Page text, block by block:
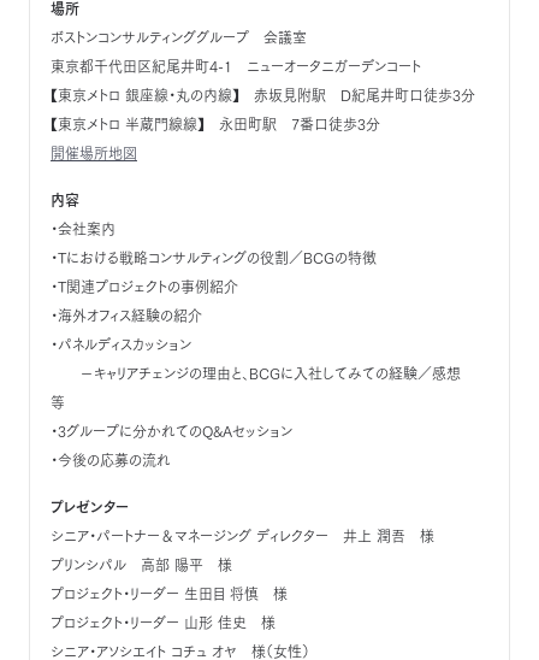
場所
ボストンコンサルティンググループ 会議室
東京都千代田区紀尾井町4-1 ニューオータニガーデンコート
【東京メトロ 銀座線・丸の内線】 赤坂見附駅 D紀尾井町口徒歩3分
【東京メトロ 半蔵門線線】 永田町駅 7番口徒歩3分
開催場所地図
内容
・会社案内
・Tにおける戦略コンサルティングの役割／BCGの特徴
・T関連プロジェクトの事例紹介
・海外オフィス経験の紹介
・パネルディスカッション
－キャリアチェンジの理由と、BCGに入社してみての経験／感想
等
・3グループに分かれてのQ&Aセッション
・今後の応募の流れ
プレゼンター
シニア・パートナー＆マネージング ディレクター 井上 潤吾 様
プリンシパル 高部 陽平 様
プロジェクト・リーダー 生田目 将慎 様
プロジェクト・リーダー 山形 佳史 様
シニア・アソシエイト コチュ オヤ 様（女性）